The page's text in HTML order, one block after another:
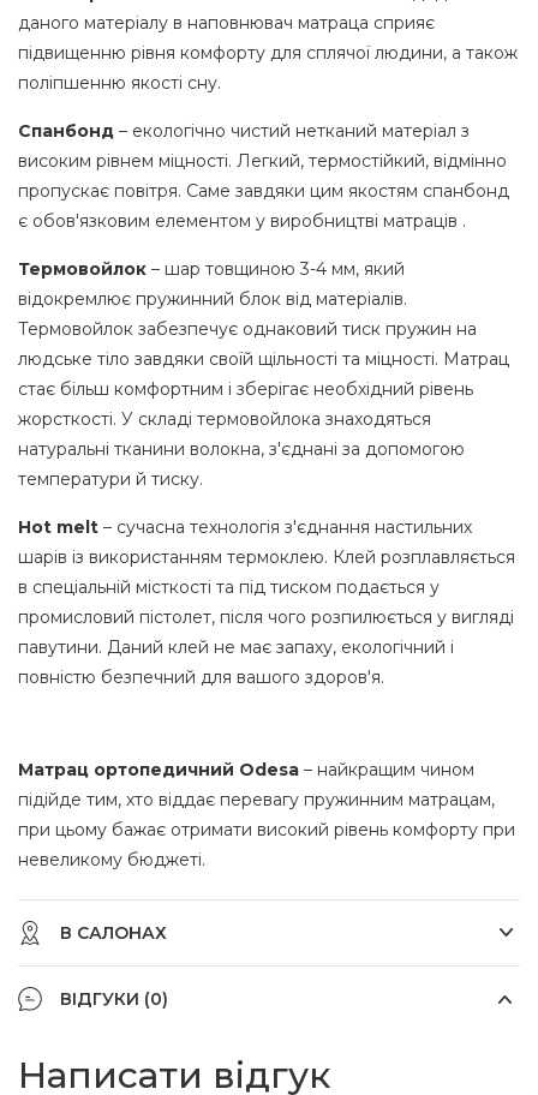
даного матеріалу в наповнювач матраца сприяє
підвищенню рівня комфорту для сплячої людини, а також
поліпшенню якості сну.
Спанбонд – екологічно чистий нетканий матеріал з
високим рівнем міцності. Легкий, термостійкий, відмінно
пропускає повітря. Саме завдяки цим якостям спанбонд
є обов'язковим елементом у виробництві матраців .
Термовойлок – шар товщиною 3-4 мм, який
відокремлює пружинний блок від матеріалів.
Термовойлок забезпечує однаковий тиск пружин на
людське тіло завдяки своїй щільності та міцності. Матрац
стає більш комфортним і зберігає необхідний рівень
жорсткості. У складі термовойлока знаходяться
натуральні тканини волокна, з'єднані за допомогою
температури й тиску.
Hot melt – сучасна технологія з'єднання настильних
шарів із використанням термоклею. Клей розплавляється
в спеціальній місткості та під тиском подається у
промисловий пістолет, після чого розпилюється у вигляді
павутини. Даний клей не має запаху, екологічний і
повністю безпечний для вашого здоров'я.
Матрац ортопедичний Odesa – найкращим чином
підійде тим, хто віддає перевагу пружинним матрацам,
при цьому бажає отримати високий рівень комфорту при
невеликому бюджеті.
В САЛОНАХ
ВІДГУКИ (0)
Написати відгук